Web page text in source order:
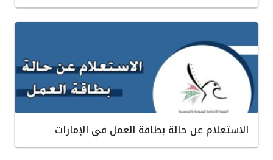
الاستعلام عن حالة بطاقة العمل في الإمارات